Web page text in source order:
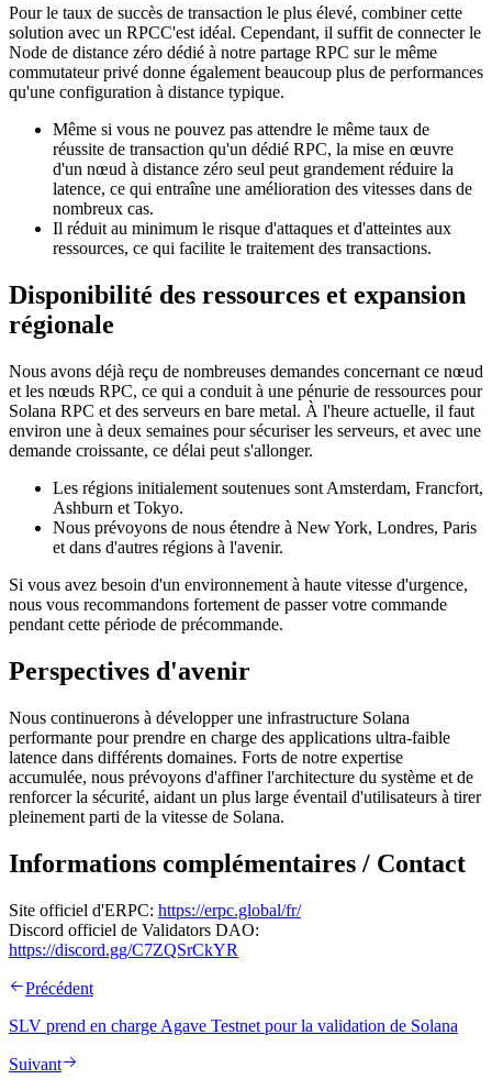
Pour le taux de succès de transaction le plus élevé, combiner cette
solution avec un RPCC'est idéal. Cependant, il suffit de connecter le
Node de distance zéro dédié à notre partage RPC sur le même
commutateur privé donne également beaucoup plus de performances
qu'une configuration à distance typique.
Même si vous ne pouvez pas attendre le même taux de
réussite de transaction qu'un dédié RPC, la mise en œuvre
d'un nœud à distance zéro seul peut grandement réduire la
latence, ce qui entraîne une amélioration des vitesses dans de
nombreux cas.
Il réduit au minimum le risque d'attaques et d'atteintes aux
ressources, ce qui facilite le traitement des transactions.
Disponibilité des ressources et expansion
régionale
Nous avons déjà reçu de nombreuses demandes concernant ce nœud
et les nœuds RPC, ce qui a conduit à une pénurie de ressources pour
Solana RPC et des serveurs en bare metal. À l'heure actuelle, il faut
environ une à deux semaines pour sécuriser les serveurs, et avec une
demande croissante, ce délai peut s'allonger.
Les régions initialement soutenues sont Amsterdam, Francfort,
Ashburn et Tokyo.
Nous prévoyons de nous étendre à New York, Londres, Paris
et dans d'autres régions à l'avenir.
Si vous avez besoin d'un environnement à haute vitesse d'urgence,
nous vous recommandons fortement de passer votre commande
pendant cette période de précommande.
Perspectives d'avenir
Nous continuerons à développer une infrastructure Solana
performante pour prendre en charge des applications ultra-faible
latence dans différents domaines. Forts de notre expertise
accumulée, nous prévoyons d'affiner l'architecture du système et de
renforcer la sécurité, aidant un plus large éventail d'utilisateurs à tirer
pleinement parti de la vitesse de Solana.
Informations complémentaires / Contact
Site officiel d'ERPC: https://erpc.global/fr/
Discord officiel de Validators DAO:
https://discord.gg/C7ZQSrCkYR
Précédent
SLV prend en charge Agave Testnet pour la validation de Solana
Suivant